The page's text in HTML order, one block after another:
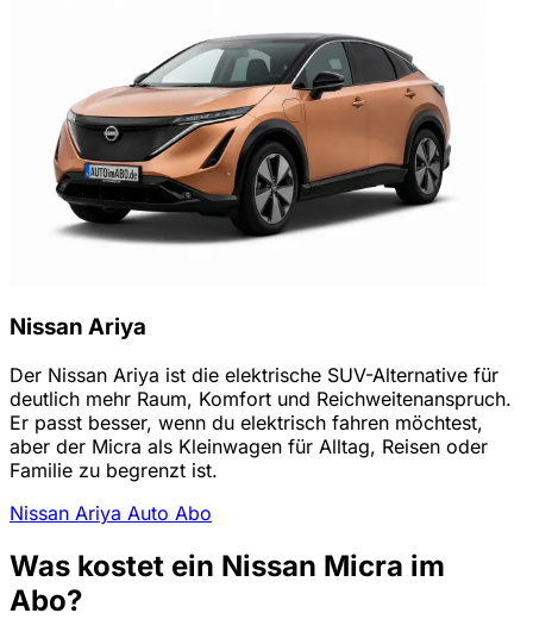
Nissan Ariya
Der Nissan Ariya ist die elektrische SUV-Alternative für
deutlich mehr Raum, Komfort und Reichweitenanspruch.
Er passt besser, wenn du elektrisch fahren möchtest,
aber der Micra als Kleinwagen für Alltag, Reisen oder
Familie zu begrenzt ist.
Nissan Ariya Auto Abo
Was kostet ein Nissan Micra im
Abo?